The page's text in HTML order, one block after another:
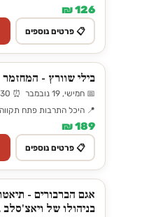
126 ₪
📋 פרטים נוספים
בילי שוורץ - המחזמר
📅 חמישי, 19 נובמבר ⏰ 20:30
📍 היכל התרבות פתח תקווה
189 ₪
📋 פרטים נוספים
אגם הברבורים -
בניהולו של ויאצ'סלב